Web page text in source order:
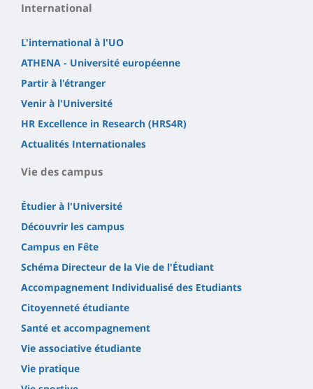
International
L'international à l'UO
ATHENA - Université européenne
Partir à l'étranger
Venir à l'Université
HR Excellence in Research (HRS4R)
Actualités Internationales
Vie des campus
Étudier à l'Université
Découvrir les campus
Campus en Fête
Schéma Directeur de la Vie de l'Étudiant
Accompagnement Individualisé des Etudiants
Citoyenneté étudiante
Santé et accompagnement
Vie associative étudiante
Vie pratique